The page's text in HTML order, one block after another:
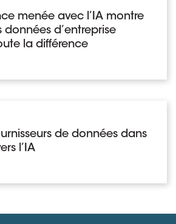
menée avec l’IA montre
d’entreprise
la différence
de données dans
l’IA